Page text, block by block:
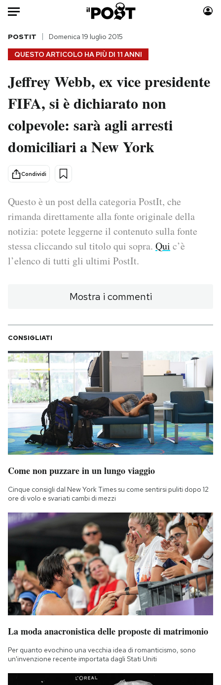
Auto
HOME
Italia
Politica
Tecnologia
Scienza
Cultura
Economia
Sport
Moda
Consumismi
Storie/Idee
Media
Mondiali calcio 2026
PODCAST
SHOP
CALENDARIO
AREA PERSONALE
Area Personale
Newsletter
Notifiche mobile
Hai bisogno di aiuto?
Esci
QUESTO ARTICOLO HA PIÙ DI 11 ANNI
POSTIT Domenica 19 luglio 2015
Jeffrey Webb, ex vice presidente
FIFA, si è dichiarato non
colpevole: sarà agli arresti
domiciliari a New York
Condividi
Questo è un post della categoria PostIt, che
rimanda direttamente alla fonte originale della
notizia: potete leggerne il contenuto sulla fonte
stessa cliccando sul titolo qui sopra. Qui c’è
l’elenco di tutti gli ultimi PostIt.
Mostra i commenti
CONSIGLIATI
Come non puzzare in un lungo viaggio
Cinque consigli dal New York Times su come sentirsi puliti dopo 12
ore di volo e svariati cambi di mezzi
La moda anacronistica delle proposte di matrimonio
Per quanto evochino una vecchia idea di romanticismo, sono
un'invenzione recente importata dagli Stati Uniti